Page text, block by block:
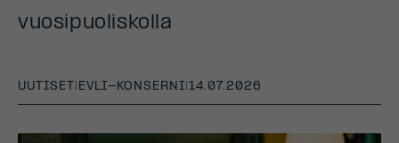
vuosipuoliskolla
UUTISET EVLI-KONSERNI |14.07.2026